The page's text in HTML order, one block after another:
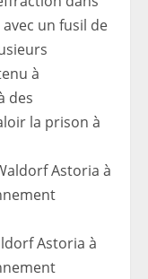
un fusil de
à
des
la prison à
Astoria à